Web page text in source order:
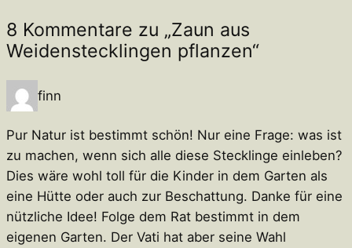
8 Kommentare zu „Zaun aus
Weidenstecklingen pflanzen“
finn
Pur Natur ist bestimmt schön! Nur eine Frage: was ist
zu machen, wenn sich alle diese Stecklinge einleben?
Dies wäre wohl toll für die Kinder in dem Garten als
eine Hütte oder auch zur Beschattung. Danke für eine
nützliche Idee! Folge dem Rat bestimmt in dem
eigenen Garten. Der Vati hat aber seine Wahl